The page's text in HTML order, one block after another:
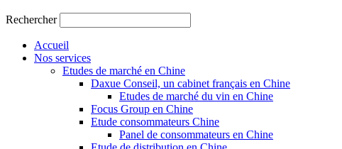
Rechercher
Accueil
Nos services
Etudes de marché en Chine
Daxue Conseil, un cabinet français en Chine
Etudes de marché du vin en Chine
Focus Group en Chine
Etude consommateurs Chine
Panel de consommateurs en Chine